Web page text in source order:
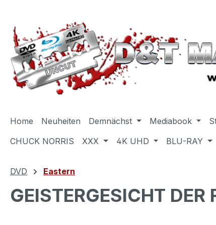
Home Neuheiten Demnächst Mediabook
CHUCK NORRIS
XXX 4K UHD BLU-RAY
DVD Eastern
GEISTERGESICHT